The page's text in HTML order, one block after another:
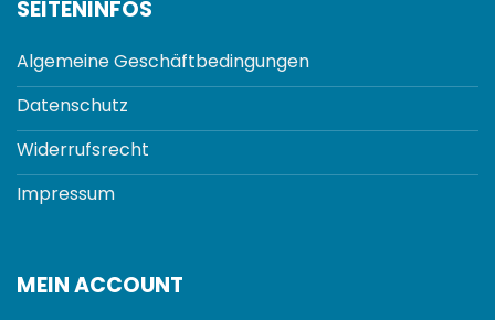
SEITENINFOS
Algemeine Geschäftbedingungen
Datenschutz
Widerrufsrecht
Impressum
MEIN ACCOUNT